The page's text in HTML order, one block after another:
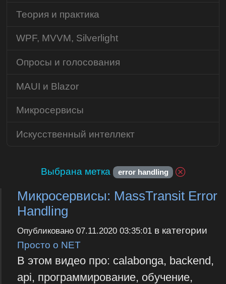
Выбрана метка error handling
Микросервисы: MassTransit Error
Handling
Опубликовано 07.11.2020 03:35:01в категории
Просто о NET
В этом видео про: calabonga, backend,
api, программирование, обучение,
Теория и практика
WPF, MVVM, Silverlight
Опросы и голосования
MAUI и Blazor
Микросервисы
Искусственный интеллект